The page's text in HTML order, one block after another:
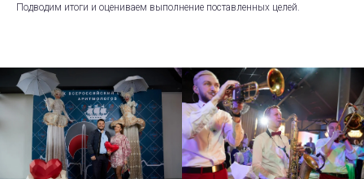
Подводим итоги и оцениваем выполнение поставленных целей.